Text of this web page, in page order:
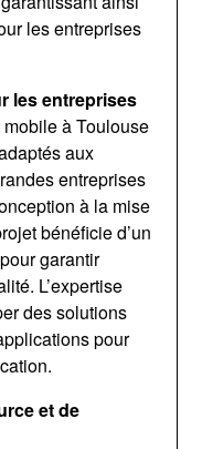
les entreprises
les entreprises
à Toulouse
aux
entreprises
à la mise
bénéficie d’un
garantir
L’expertise
des solutions
pour
et de